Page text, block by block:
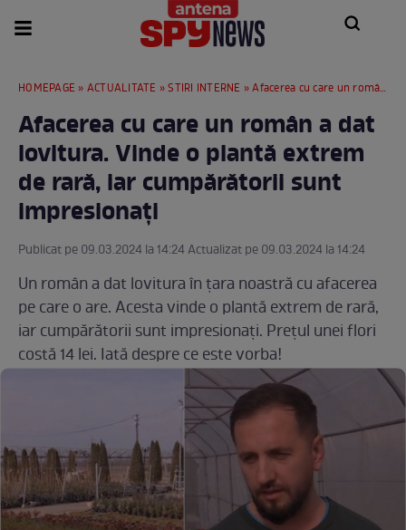
HOMEPAGE » ACTUALITATE »STIRI INTERNE » Afacerea cu care un român a dat lovitura. Vinde o plantă extrem de rară, iar cumpărătorii sunt impresionați
Afacerea cu care un român a dat
lovitura. Vinde o plantă extrem
de rară, iar cumpărătorii sunt
impresionați
Publicat pe 09.03.2024 la 14:24 Actualizat pe 09.03.2024 la 14:24
Un român a dat lovitura în țara noastră cu afacerea
pe care o are. Acesta vinde o plantă extrem de rară,
iar cumpărătorii sunt impresionați. Prețul unei flori
costă 14 lei. Iată despre ce este vorba!